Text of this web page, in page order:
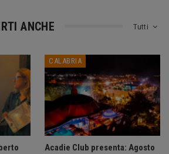
Tutti
ANCHE
CALABRIA
Acadie Club presenta: Agosto